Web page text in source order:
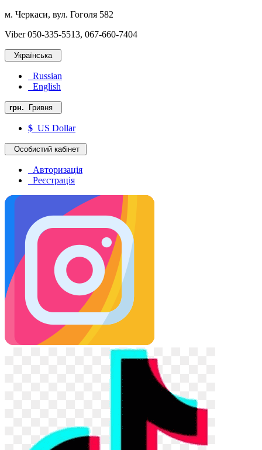
м. Черкаси, вул. Гоголя 582
Viber 050-335-5513, 067-660-7404
Українська
Russian
English
грн. Гривня
$ US Dollar
Особистий кабінет
Авторизація
Реєстрація